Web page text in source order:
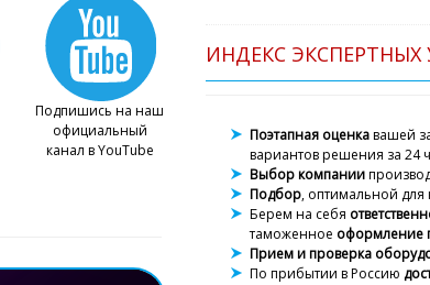
Подпишись на наш
официальный
канал в YouTube
ИНДЕКС ЭКСПЕРТНЫХ
Поэтапная оценкавашей
вариантов решения за 24
Выбор компании
Подбор, оптимальной для
Берем на себя
таможенное оформление
Прием и проверка
По прибытии в Россию